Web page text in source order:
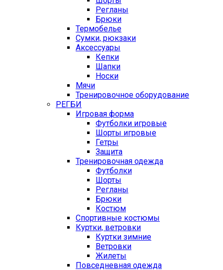
Регланы
Брюки
Термобелье
Сумки, рюкзаки
Аксессуары
Кепки
Шапки
Носки
Мячи
Тренировочное оборудование
РЕГБИ
Игровая форма
Футболки игровые
Шорты игровые
Гетры
Защита
Тренировочная одежда
Футболки
Шорты
Регланы
Брюки
Костюм
Спортивные костюмы
Куртки, ветровки
Куртки зимние
Ветровки
Жилеты
Повседневная одежда